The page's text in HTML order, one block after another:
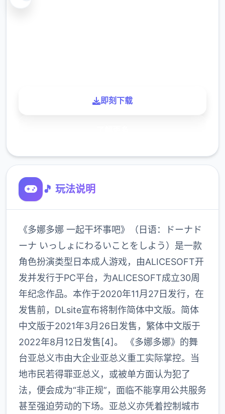
即刻下载
🎵 玩法说明
《多娜多娜 一起干坏事吧》（日语：ドーナド
ーナ いっしょにわるいことをしよう）是一款
角色扮演类型日本成人游戏，由ALICESOFT开
发并发行于PC平台，为ALICESOFT成立30周
年纪念作品。本作于2020年11月27日发行，在
发售前，DLsite宣布将制作简体中文版。简体
中文版于2021年3月26日发售，繁体中文版于
2022年8月12日发售[4]。 《多娜多娜》的舞
台亚总义市由大企业亚总义重工实际掌控。当
地市民若得罪亚总义，或被单方面认为犯了
法，便会成为“非正规”，面临不能享用公共服务
甚至强迫劳动的下场。亚总义亦凭着控制城市